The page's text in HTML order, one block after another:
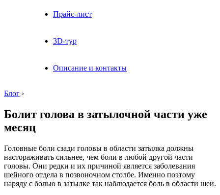
Прайс-лист
3D-тур
Описание и контакты
Блог ›
Болит голова в затылочной части уже
месяц
Головные боли сзади головы в области затылка должны
настораживать сильнее, чем боли в любой другой части
головы. Они редки и их причиной является заболевания
шейного отдела в позвоночном столбе. Именно поэтому
наряду с болью в затылке так наблюдается боль в области шеи.